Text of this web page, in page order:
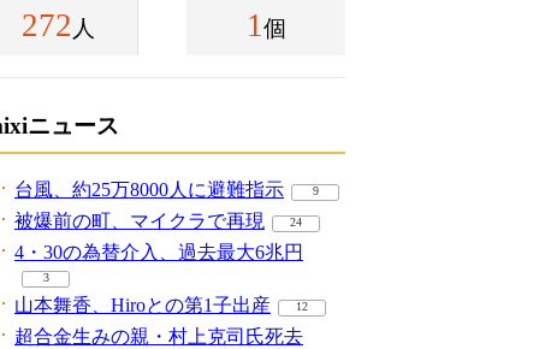
272 人 1 個
ニュース
台風、約25万8000人に避難指示 9
被爆前の町、マイクラで再現 24
4・30の為替介入、過去最大6兆円
3
山本舞香、Hiroとの第1子出産 12
超合金生みの親・村上克司氏死去